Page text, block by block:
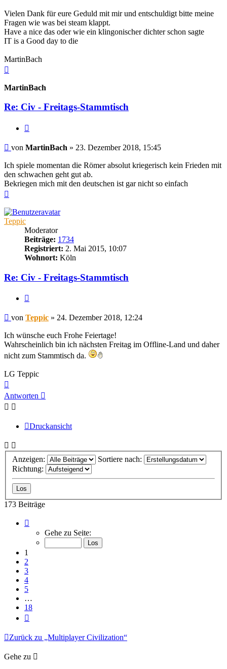
Vielen Dank für eure Geduld mit mir und entschuldigt bitte meine
Fragen wie was bei steam klappt.
Have a nice das oder wie ein klingonischer dichter schon sagte
IT is a Good day to die
MartinBach
MartinBach
Re: Civ - Freitags-Stammtisch
Beitrag
von MartinBach » 23. Dezember 2018, 15:45
Ich spiele momentan die Römer absolut kriegerisch kein Frieden mit
den schwachen geht gut ab.
Bekriegen mich mit den deutschen ist gar nicht so einfach
Teppic
Moderator
Beiträge: 1734
Registriert: 2. Mai 2015, 10:07
Wohnort: Köln
Re: Civ - Freitags-Stammtisch
Beitrag
von Teppic » 24. Dezember 2018, 12:24
Ich wünsche euch Frohe Feiertage!
Wahrscheinlich bin ich nächsten Freitag im Offline-Land und daher
nicht zum Stammtisch da.
LG Teppic
oben
Antworten
Druckansicht
Anzeigen:
Sortiere nach:
Richtung:
173 Beiträge
von
Gehe zu Seite:
1
2
3
4
5
…
18
Zurück zu „Multiplayer Civilization“
Gehe zu